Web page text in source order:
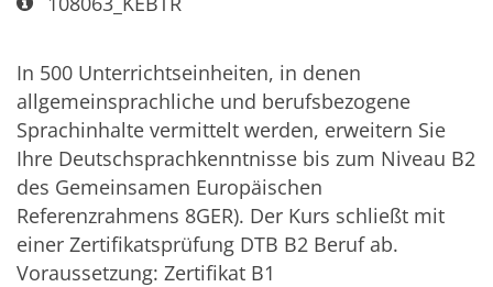
In 500 Unterrichtseinheiten, in denen
allgemeinsprachliche und berufsbezogene
Sprachinhalte vermittelt werden, erweitern Sie
Ihre Deutschsprachkenntnisse bis zum Niveau B2
des Gemeinsamen Europäischen
Referenzrahmens 8GER). Der Kurs schließt mit
einer Zertifikatsprüfung DTB B2 Beruf ab.
Voraussetzung: Zertifikat B1